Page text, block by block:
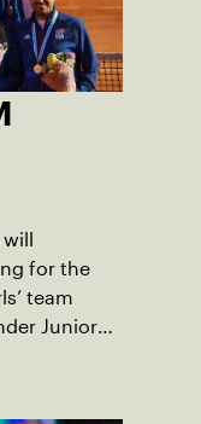
for the
team
Junior